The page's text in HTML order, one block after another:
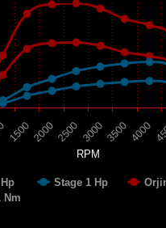
RPM
Stage 1 Hp
Nm
150020002500 30003500 4000